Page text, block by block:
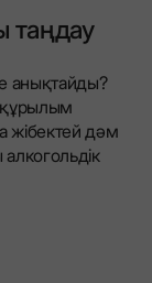
таңдау
анықтайды?
құрылым
жібектей дәм